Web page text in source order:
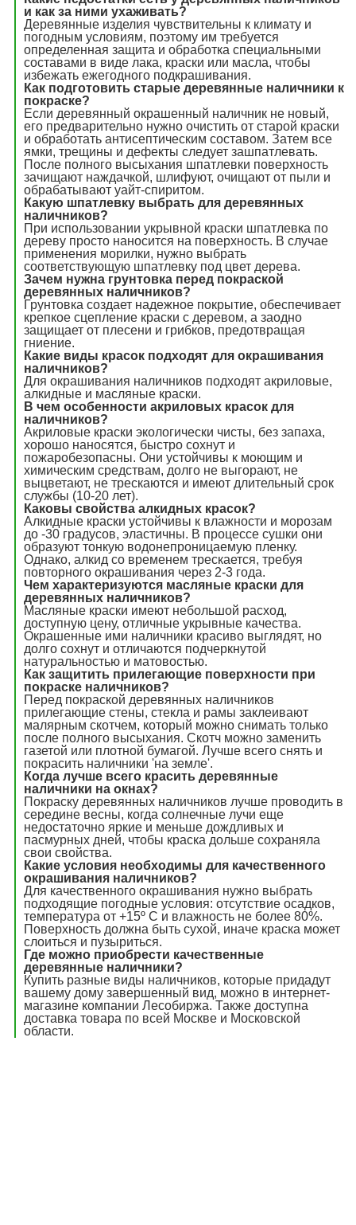
и как за ними ухаживать?
Деревянные изделия чувствительны к климату и
погодным условиям, поэтому им требуется
определенная защита и обработка специальными
составами в виде лака, краски или масла, чтобы
избежать ежегодного подкрашивания.
Как подготовить старые деревянные наличники к
покраске?
Если деревянный окрашенный наличник не новый,
его предварительно нужно очистить от старой краски
и обработать антисептическим составом. Затем все
ямки, трещины и дефекты следует зашпатлевать.
После полного высыхания шпатлевки поверхность
зачищают наждачкой, шлифуют, очищают от пыли и
обрабатывают уайт-спиритом.
Какую шпатлевку выбрать для деревянных
наличников?
При использовании укрывной краски шпатлевка по
дереву просто наносится на поверхность. В случае
применения морилки, нужно выбрать
соответствующую шпатлевку под цвет дерева.
Зачем нужна грунтовка перед покраской
деревянных наличников?
Грунтовка создает надежное покрытие, обеспечивает
крепкое сцепление краски с деревом, а заодно
защищает от плесени и грибков, предотвращая
гниение.
Какие виды красок подходят для окрашивания
наличников?
Для окрашивания наличников подходят акриловые,
алкидные и масляные краски.
В чем особенности акриловых красок для
наличников?
Акриловые краски экологически чисты, без запаха,
хорошо наносятся, быстро сохнут и
пожаробезопасны. Они устойчивы к моющим и
химическим средствам, долго не выгорают, не
выцветают, не трескаются и имеют длительный срок
службы (10-20 лет).
Каковы свойства алкидных красок?
Алкидные краски устойчивы к влажности и морозам
до -30 градусов, эластичны. В процессе сушки они
образуют тонкую водонепроницаемую пленку.
Однако, алкид со временем трескается, требуя
повторного окрашивания через 2-3 года.
Чем характеризуются масляные краски для
деревянных наличников?
Масляные краски имеют небольшой расход,
доступную цену, отличные укрывные качества.
Окрашенные ими наличники красиво выглядят, но
долго сохнут и отличаются подчеркнутой
натуральностью и матовостью.
Как защитить прилегающие поверхности при
покраске наличников?
Перед покраской деревянных наличников
прилегающие стены, стекла и рамы заклеивают
малярным скотчем, который можно снимать только
после полного высыхания. Скотч можно заменить
газетой или плотной бумагой. Лучше всего снять и
покрасить наличники 'на земле'.
Когда лучше всего красить деревянные
наличники на окнах?
Покраску деревянных наличников лучше проводить в
середине весны, когда солнечные лучи еще
недостаточно яркие и меньше дождливых и
пасмурных дней, чтобы краска дольше сохраняла
свои свойства.
Какие условия необходимы для качественного
окрашивания наличников?
Для качественного окрашивания нужно выбрать
подходящие погодные условия: отсутствие осадков,
температура от +15º С и влажность не более 80%.
Поверхность должна быть сухой, иначе краска может
слоиться и пузыриться.
Где можно приобрести качественные
деревянные наличники?
Купить разные виды наличников, которые придадут
вашему дому завершенный вид, можно в интернет-
магазине компании Лесобиржа. Также доступна
доставка товара по всей Москве и Московской
области.